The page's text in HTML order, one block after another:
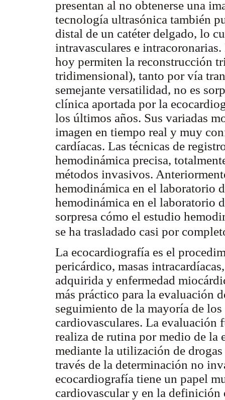
presentan al no obtenerse una
tecnología ultrasónica también
distal de un catéter delgado, lo
intravasculares e
hoy permiten la reconstrucción
tridimensional), tanto por vía
semejante versatilidad, no es
clínica aportada por la
los últimos años. Sus variadas
imagen en tiempo real y muy
cardíacas. Las técnicas de
hemodinámica precisa,
métodos invasivos.
hemodinámica en el laboratorio
hemodinámica en el laboratorio
sorpresa cómo el estudio
se ha trasladado casi por
La ecocardiografía es el
pericárdico, masas
adquirida y enfermedad
más práctico para la evaluación
seguimiento de la mayoría de
cardiovasculares. La evaluación
realiza de rutina por medio de la
mediante la utilización de
través de la determinación no
ecocardiografía tiene un papel
cardiovascular y en la